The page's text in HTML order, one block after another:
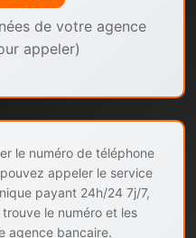
de votre agence
appeler)
le numéro de téléphone
appeler le service
payant 24h/24 7j/7,
le numéro et les
agence bancaire.